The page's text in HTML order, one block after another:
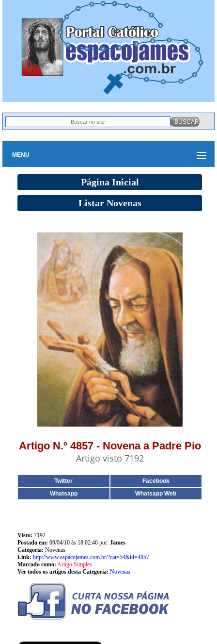
MENU
Página Inicial
Listar Novenas
Artigo N.º 4857 - Novena a Padre Pio
Artigo visto 7192
Twitter
Facebook
Whatsapp
Whatsapp Web
Visto: 7192
Postado em: 09/04/10 às 18:02:46 por: James
Categoria: Novenas
Link: http://www.espacojames.com.br/?cat=54&id=4857
Marcado como: Artigo Simples
Ver todos os artigos desta Categoria: Novenas